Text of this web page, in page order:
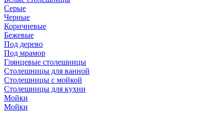
Серые
Черные
Коричневые
Бежевые
Под дерево
Под мрамор
Глянцевые столешницы
Столешницы для ванной
Столешницы с мойкой
Столешницы для кухни
Мойки
Мойки